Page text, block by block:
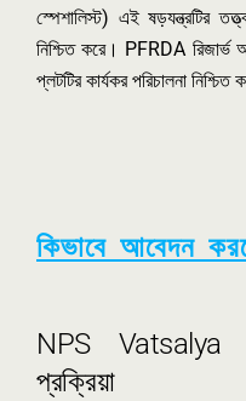
স্পেশালিস্ট) এই ষড়যন্ত্রটির
নিশ্চিত করে। PFRDA রিজার্ভ
প্লটটির কার্যকর পরিচালনা নিশ্চিত
কিভাবে আবেদন
NPS Vatsalya
প্রক্রিয়া